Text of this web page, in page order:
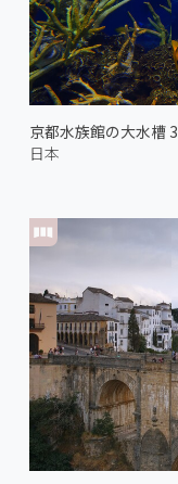
京都水族館の大水槽 3
日本